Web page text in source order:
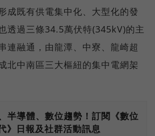
成既有供電集中化、大型化的發
透過三條34.5萬伏特(345kV)的主
連融通，由龍潭、中寮、龍崎超
北中南區三大樞紐的集中電網架
半導體、數位趨勢！訂閱《數位
》日報及社群活動訊息